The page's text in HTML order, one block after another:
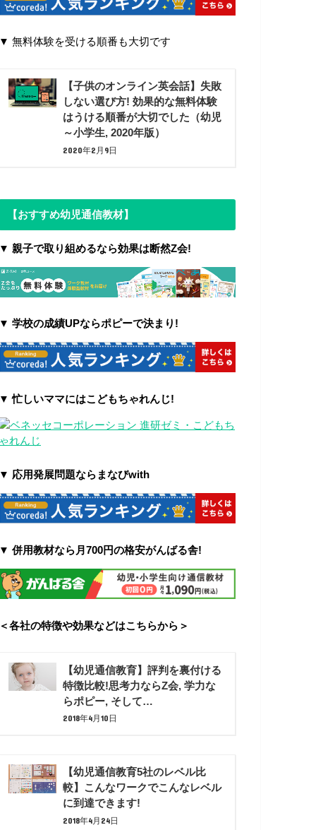
▼ 無料体験を受ける順番も大切です
【子供のオンライン英会話】失敗
しない選び方! 効果的な無料体験
はうける順番が大切でした（幼児
～小学生, 2020年版）
2020年2月9日
【おすすめ幼児通信教材】
▼ 親子で取り組めるなら効果は断然Z会!
▼ 学校の成績UPならポピーで決まり!
▼ 忙しいママにはこどもちゃれんじ!
▼ 応用発展問題ならまなびwith
▼ 併用教材なら月700円の格安がんばる舎!
＜各社の特徴や効果などはこちらから＞
【幼児通信教育】評判を裏付ける
特徴比較!思考力ならZ会, 学力な
らポピー, そして…
2018年4月10日
【幼児通信教育5社のレベル比
較】こんなワークでこんなレベル
に到達できます!
2018年4月24日